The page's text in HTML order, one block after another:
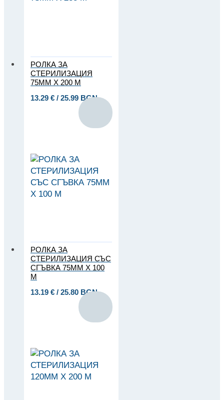
РОЛКА ЗА
СТЕРИЛИЗАЦИЯ
75ММ Х 200 М
13.29 € / 25.99 BGN
РОЛКА ЗА
СТЕРИЛИЗАЦИЯ СЪС
СГЪВКА 75ММ Х 100
М
13.19 € / 25.80 BGN